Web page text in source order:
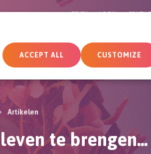
ACCEPT ALL CUSTOMIZE
Actueel
GEVEN LOGIN
Artikelen
te brengen...